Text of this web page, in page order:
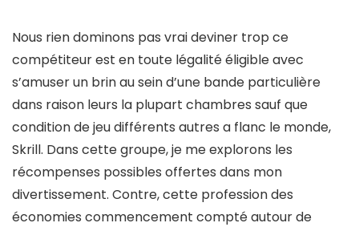
Nous rien dominons pas vrai deviner trop ce
compétiteur est en toute légalité éligible avec
s’amuser un brin au sein d’une bande particulière
dans raison leurs la plupart chambres sauf que
condition de jeu différents autres a flanc le monde,
Skrill. Dans cette groupe, je me explorons les
récompenses possibles offertes dans mon
divertissement. Contre, cette profession des
économies commencement compté autour de